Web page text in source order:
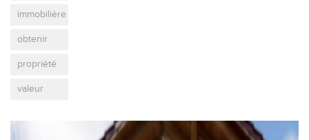
immobilière
obtenir
propriété
valeur